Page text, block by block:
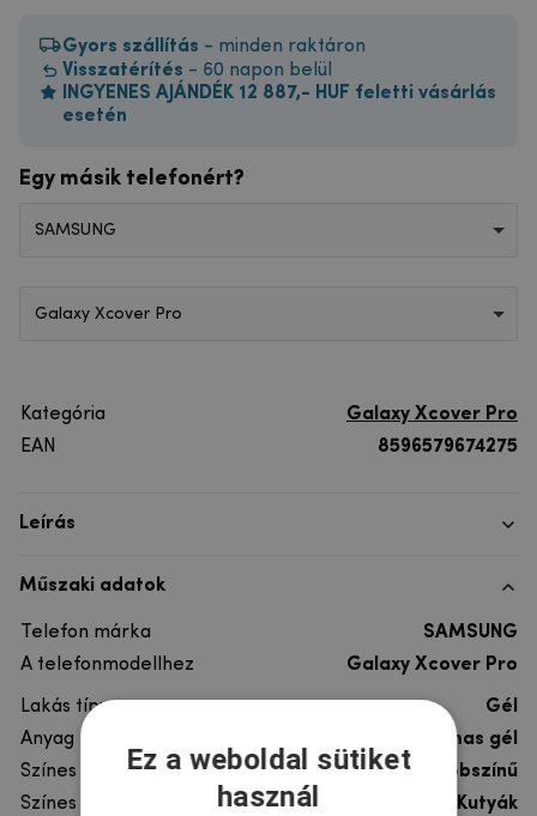
Gyors szállítás - minden raktáron
Visszatérítés - 60 napon belül
INGYENES AJÁNDÉK 12 887,- HUF feletti vásárlás
esetén
Egy másik telefonért?
SAMSUNG
Galaxy Xcover Pro
Kategória
Galaxy Xcover Pro
EAN
8596579674275
Leírás
Műszaki adatok
Telefon márka
SAMSUNG
A telefonmodellhez
Galaxy Xcover Pro
Lakás típusa
Gél
Anyag
rugalmas gél
Színes
többszínű
Színes motívum
Kutyák
Ez a weboldal sütiket
használ